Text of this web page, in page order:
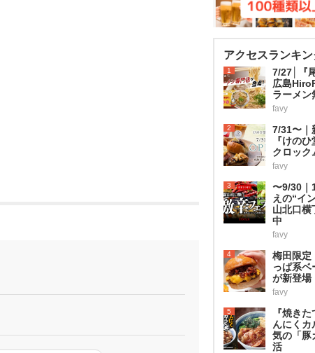
アクセスランキン
1
7/27│『
広島
ラーメン
favy
2
7/31〜｜
『けの
クロック
favy
3
〜9/30｜
えの“イ
山北口横
中
favy
4
梅田限定
っぱ系
が新登場
favy
5
『焼き
んにくカ
気の「豚
活